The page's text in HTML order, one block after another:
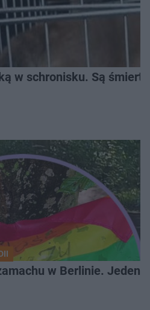
w schronisku. Są
w Berlinie. Jeden